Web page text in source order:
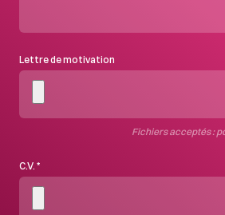
Lettre de motivation
Fichiers acceptés :
C.V. *